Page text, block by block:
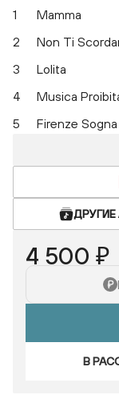
1 Mamma
2
Non Ti
3
Lolita
4
Musica
5
Firenze Sogna
4 500 ₽
В